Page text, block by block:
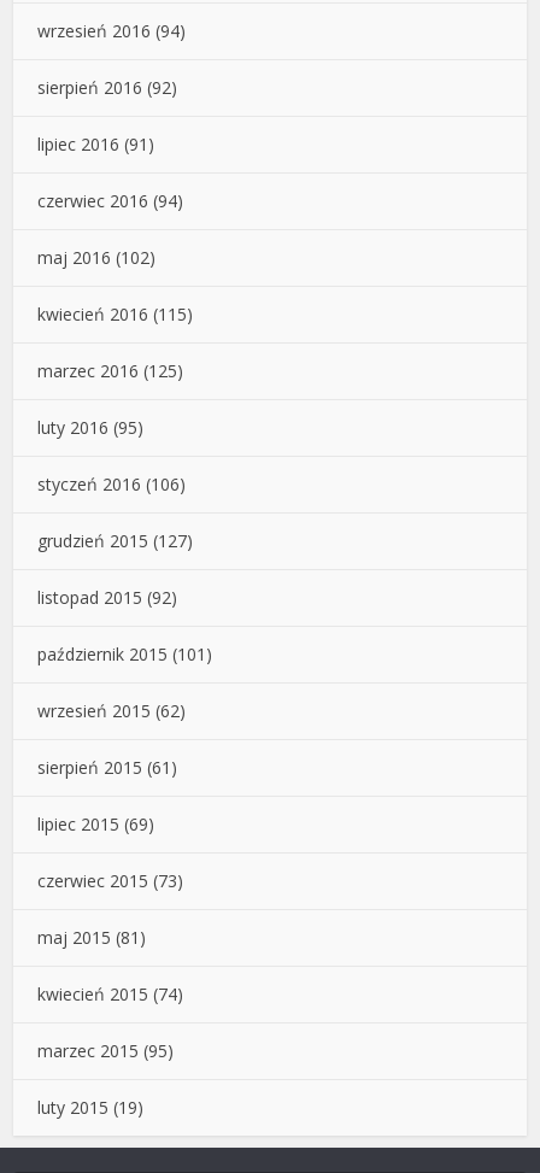
wrzesień 2016 (94)
sierpień 2016 (92)
lipiec 2016 (91)
czerwiec 2016 (94)
maj 2016 (102)
kwiecień 2016 (115)
marzec 2016 (125)
luty 2016 (95)
styczeń 2016 (106)
grudzień 2015 (127)
listopad 2015 (92)
październik 2015 (101)
wrzesień 2015 (62)
sierpień 2015 (61)
lipiec 2015 (69)
czerwiec 2015 (73)
maj 2015 (81)
kwiecień 2015 (74)
marzec 2015 (95)
luty 2015 (19)